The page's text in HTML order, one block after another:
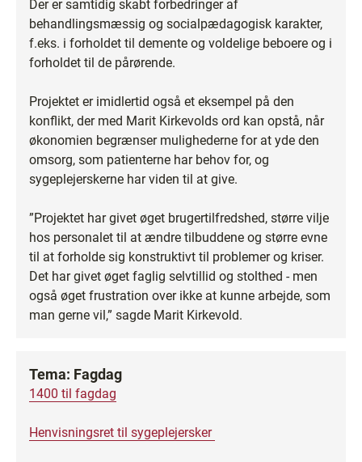
Der er samtidig skabt forbedringer af
behandlingsmæssig og socialpædagogisk karakter,
f.eks. i forholdet til demente og voldelige beboere og i
forholdet til de pårørende.
Projektet er imidlertid også et eksempel på den
konflikt, der med Marit Kirkevolds ord kan opstå, når
økonomien begrænser mulighederne for at yde den
omsorg, som patienterne har behov for, og
sygeplejerskerne har viden til at give.
”Projektet har givet øget brugertilfredshed, større vilje
hos personalet til at ændre tilbuddene og større evne
til at forholde sig konstruktivt til problemer og kriser.
Det har givet øget faglig selvtillid og stolthed - men
også øget frustration over ikke at kunne arbejde, som
man gerne vil,” sagde Marit Kirkevold.
Tema: Fagdag
1400 til fagdag
Henvisningsret til sygeplejersker